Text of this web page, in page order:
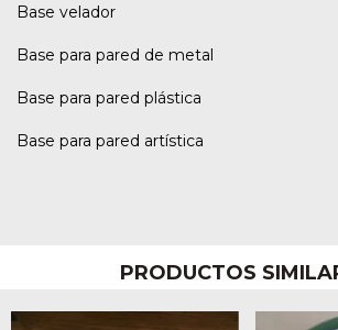
Base velador
Base para pared de metal
Base para pared plástica
Base para pared artística
PRODUCTOS